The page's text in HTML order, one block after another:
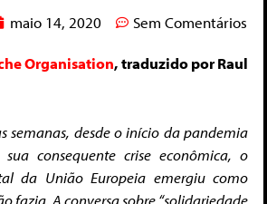
maio 14, 2020 Sem Comentários
Organisation, traduzido por Raul
semanas, desde o início da pandemia
consequente crise econômica, o
da União Europeia emergiu como
fazia. A conversa sobre “solidariedade